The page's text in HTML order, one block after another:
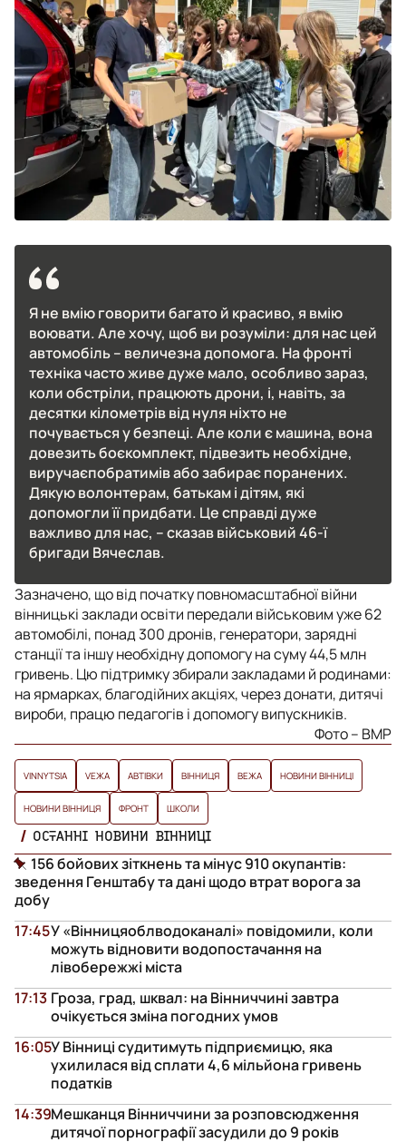
Я не вмію говорити багато й красиво, я вмію
воювати. Але хочу, щоб ви розуміли: для нас цей
автомобіль – величезна допомога. На фронті
техніка часто живе дуже мало, особливо зараз,
коли обстріли, працюють дрони, і, навіть, за
десятки кілометрів від нуля ніхто не
почувається у безпеці. Але коли є машина, вона
довезить боєкомплект, підвезить необхідне,
виручаєпобратимів або забирає поранених.
Дякую волонтерам, батькам і дітям, які
допомогли її придбати. Це справді дуже
важливо для нас, – сказав військовий 46-ї
бригади Вячеслав.
Зазначено, що від початку повномасштабної війни
вінницькі заклади освіти передали військовим уже 62
автомобілі, понад 300 дронів, генератори, зарядні
станції та іншу необхідну допомогу на суму 44,5 млн
гривень. Цю підтримку збирали закладами й родинами:
на ярмарках, благодійних акціях, через донати, дитячі
вироби, працю педагогів і допомогу випускників.
Фото – ВМР
VINNYTSIA VЕЖА АВТІВКИ ВІННИЦЯ ВЕЖА НОВИНИ ВІННИЦІ
НОВИНИ ВІННИЦЯ ФРОНТ ШКОЛИ
ОСТАННІ НОВИНИ ВІННИЦІ
156 бойових зіткнень та мінус 910 окупантів:
зведення Генштабу та дані щодо втрат ворога за
добу
У «Вінницяоблводоканалі» повідомили, коли
можуть відновити водопостачання на
лівобережжі міста
17:45
Гроза, град, шквал: на Вінниччині завтра
очікується зміна погодних умов
17:13
У Вінниці судитимуть підприємицю, яка
ухилилася від сплати 4,6 мільйона гривень
податків
16:05
Мешканця Вінниччини за розповсюдження
дитячої порнографії засудили до 9 років
14:39